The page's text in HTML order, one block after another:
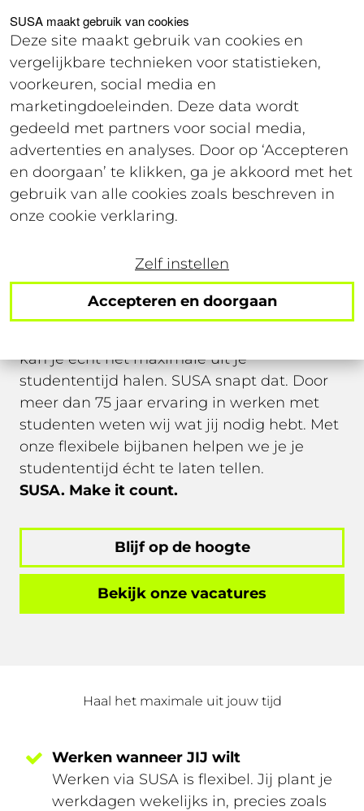
SUSA maakt gebruik van cookies
Deze site maakt gebruik van cookies en
vergelijkbare technieken voor statistieken,
voorkeuren, social media en
marketingdoeleinden. Deze data wordt
gedeeld met partners voor social media,
advertenties en analyses. Door op ‘Accepteren
en doorgaan’ te klikken, ga je akkoord met het
gebruik van alle cookies zoals beschreven in
onze cookie verklaring.
Zelf instellen
Accepteren en doorgaan
Voor studenten Voor werkgevers
Login
SUSA.
Make it count.
Als student ben je al druk genoeg. Daarom
moet je kunnen werken zonder gezeik. Dat
houdt in: een bijbaan die flexibel is, lekker
kan je echt het maximale uit je
studententijd halen. SUSA snapt dat. Door
meer dan 75 jaar ervaring in werken met
studenten weten wij wat jij nodig hebt. Met
onze flexibele bijbanen helpen we je je
studententijd écht te laten tellen.
SUSA. Make it count.
Blijf op de hoogte
Bekijk onze vacatures
Haal het maximale uit jouw tijd
Werken wanneer JIJ wilt
Werken via SUSA is flexibel. Jij plant je
werkdagen wekelijks in, precies zoals